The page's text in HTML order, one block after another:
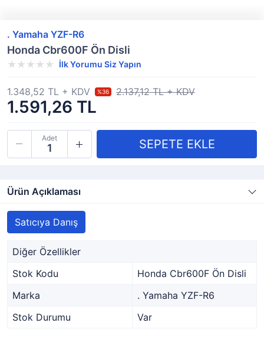
. Yamaha YZF-R6
Honda Cbr600F Ön Disli
İlk Yorumu Siz Yapın
1.591,26 TL
1.348,52 TL + KDV %36 2.137,12 TL + KDV
Adet
Ürün Açıklaması
Satıcıya Danış
Diğer Özellikler
Stok Kodu
Honda Cbr600F Ön Disli
Marka
. Yamaha YZF-R6
Stok Durumu
Var